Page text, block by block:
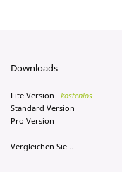
Downloads
Lite Version
kostenlos
Standard Version
Pro Version
Vergleichen Sie...